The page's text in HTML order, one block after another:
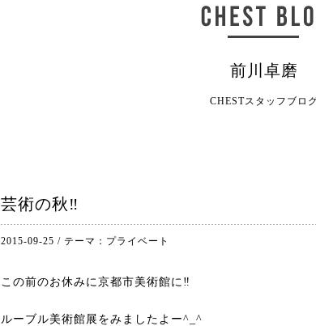
前川卓磨
CHESTスタッフブロ
芸術の秋‼︎
2015-09-25 / テーマ： プライベート
この前のお休みに京都市美術館に‼︎
ルーブル美術館展をみましたよー^_^